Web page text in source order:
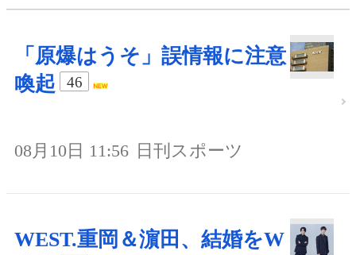
「原爆はうそ」誤情報に注意
喚起
46
08月10日 11:56 日刊スポーツ
WEST.重岡＆濵田、結婚をW